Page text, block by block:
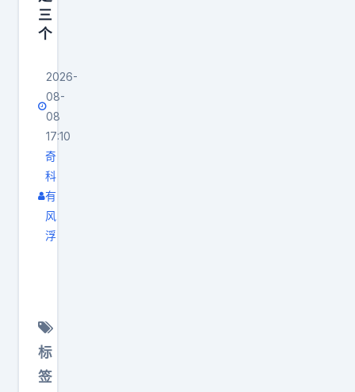
的
利
率
。
华
尔
街
要
的
是
，
王
传
三
个
2026-
08-
08
17:10
奇
科
有
风
浮
当
年
也
标
签